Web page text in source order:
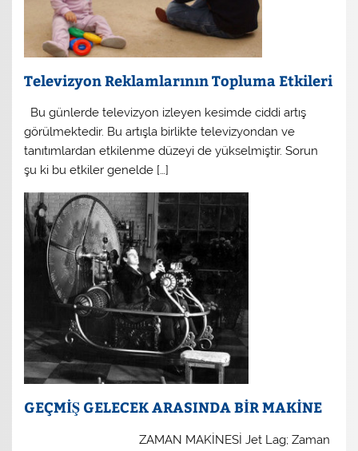
Televizyon Reklamlarının Topluma Etkileri
Bu günlerde televizyon izleyen kesimde ciddi artış
görülmektedir. Bu artışla birlikte televizyondan ve
tanıtımlardan etkilenme düzeyi de yükselmiştir. Sorun
şu ki bu etkiler genelde […]
GEÇMİŞ GELECEK ARASINDA BİR MAKİNE
ZAMAN MAKİNESİ Jet Lag; Zaman